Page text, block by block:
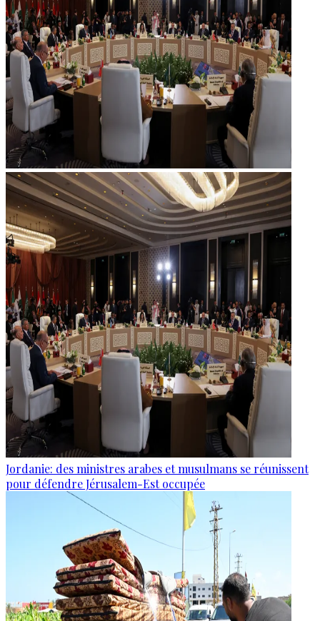
Jordanie: des ministres arabes et musulmans se réunissent
pour défendre Jérusalem-Est occupée